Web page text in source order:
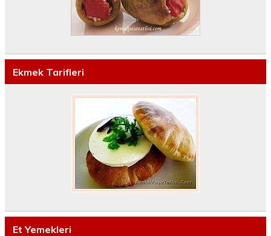
Ekmek Tarifleri
Et Yemekleri